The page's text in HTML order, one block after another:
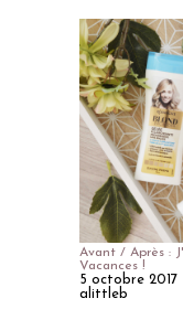
Avant / Après :
Vacances !
5 octobre 2017
alittleb